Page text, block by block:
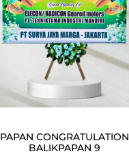
PAPAN CONGRATULATION
BALIKPAPAN 9